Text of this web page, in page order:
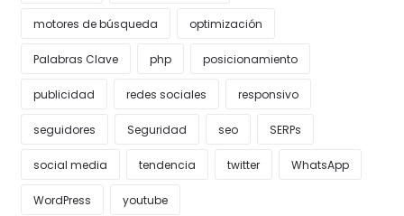
motores de búsqueda optimización
Palabras Clave php posicionamiento
publicidad redes sociales responsivo
seguidores Seguridad seo SERPs
social media tendencia twitter WhatsApp
WordPress youtube